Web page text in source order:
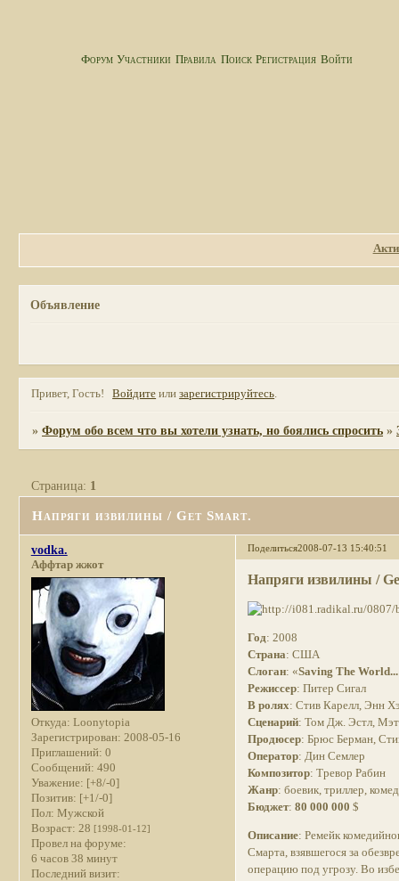
Форум Участники Правила Поиск Регистрация Войти
Объявление
Привет, Гость! Войдите илизарегистрируйтесь.
»Форум обо всем что вы хотели узнать, но боялись спросить »
Напряги извилины / Get Smart.
Страница: 1
Поделиться2008-07-13 15:40:51
vodka.
Аффтар жжот
Откуда: Loonytopia
Зарегистрирован: 2008-05-16
Приглашений: 0
Сообщений: 490
Уважение: [+8/-0]
Позитив: [+1/-0]
Пол: Мужской
Возраст: 28 [1998-01-12]
Провел на форуме:
6 часов 38 минут
Последний визит:
Напряги извилины /
Год: 2008
Страна: США
Слоган: «Saving The
Режиссер: Питер Сигал
В ролях: Стив Карелл, Энн
Сценарий: Том Дж. Эстл,
Продюсер: Брюс Берман,
Оператор: Дин Семлер
Композитор: Тревор Рабин
Жанр: боевик, триллер,
Бюджет:80 000 000 $
Описание: Ремейк
Смарта, взявшегося за
операцию под угрозу. Во